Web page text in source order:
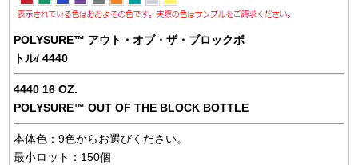
POLYSURE™ アウト・オブ・ザ・ブロックボ
トル/ 4440
4440 16 OZ.
POLYSURE™ OUT OF THE BLOCK BOTTLE
本体色：9色からお選びください。
最小ロット：150個